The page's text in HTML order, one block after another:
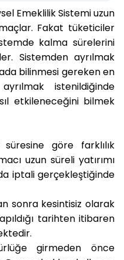
Emeklilik Sistemi uzun
Fakat tüketiciler
kalma sürelerini
Sistemden ayrılmak
bilinmesi gereken en
istenildiğinde
etkileneceğini bilmek
göre farklılık
uzun süreli yatırımı
iptali gerçekleştiğinde
sonra kesintisiz olarak
tarihten itibaren
girmeden önce